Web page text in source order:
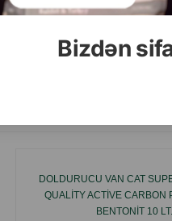
Bizdən
DOLDURUCU VAN CAT
QUALITY ACTIVE CARBON
BENTONIT 10 LT.